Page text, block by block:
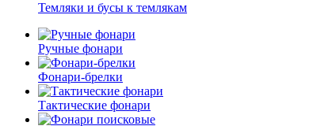
Темляки и бусы к темлякам
Ручные фонари
Фонари-брелки
Тактические фонари